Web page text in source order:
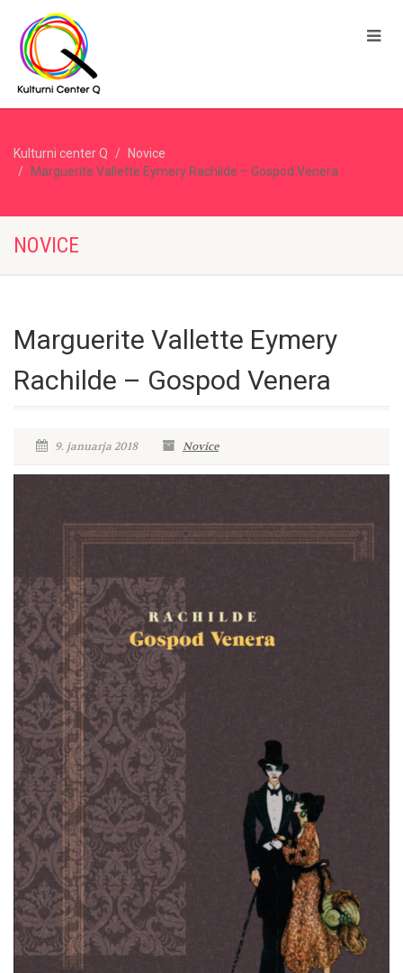
Kulturni center Q
Novice
Marguerite Vallette Eymery Rachilde – Gospod Venera
NOVICE
Marguerite Vallette Eymery
Rachilde – Gospod Venera
9. januarja 2018 Novice